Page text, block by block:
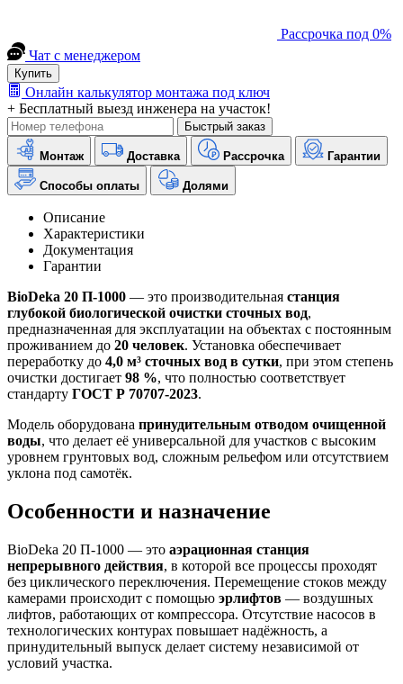
Рассрочка под 0%
Чат с менеджером
Купить
Онлайн калькулятор монтажа под ключ
+ Бесплатный выезд инженера на участок!
Быстрый заказ
Монтаж Доставка Рассрочка Гарантии
Способы оплаты Долями
Описание
Характеристики
Документация
Гарантии
BioDeka 20 П-1000 — это производительная станция
глубокой биологической очистки сточных вод,
предназначенная для эксплуатации на объектах с постоянным
проживанием до 20 человек. Установка обеспечивает
переработку до 4,0 м³ сточных вод в сутки, при этом степень
очистки достигает 98 %, что полностью соответствует
стандарту ГОСТ Р 70707-2023.
Модель оборудована принудительным отводом очищенной
воды, что делает её универсальной для участков с высоким
уровнем грунтовых вод, сложным рельефом или отсутствием
уклона под самотёк.
Особенности и назначение
BioDeka 20 П-1000 — это аэрационная станция
непрерывного действия, в которой все процессы проходят
без циклического переключения. Перемещение стоков между
камерами происходит с помощью эрлифтов — воздушных
лифтов, работающих от компрессора. Отсутствие насосов в
технологических контурах повышает надёжность, а
принудительный выпуск делает систему независимой от
условий участка.